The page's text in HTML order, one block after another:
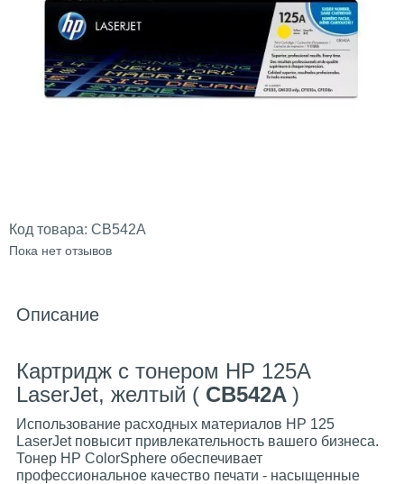
Код товара: CB542A
Пока нет отзывов
Описание
Картридж с тонером HP 125A
LaserJet, желтый ( CB542A )
Использование расходных материалов HP 125
LaserJet повысит привлекательность вашего бизнеса.
Тонер HP ColorSphere обеспечивает
профессиональное качество печати - насыщенные